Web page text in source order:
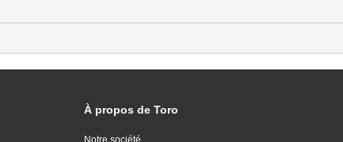
À propos de Toro
Notre société